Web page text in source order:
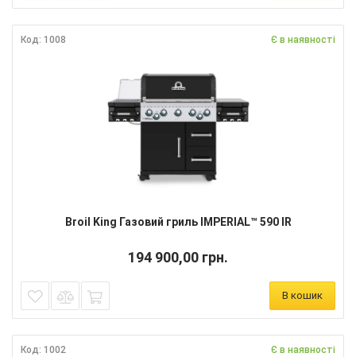
Код: 1008 Є в наявності
Broil King Газовий гриль IMPERIAL™ 590 IR
194 900,00 грн.
В кошик
Код: 1002 Є в наявності